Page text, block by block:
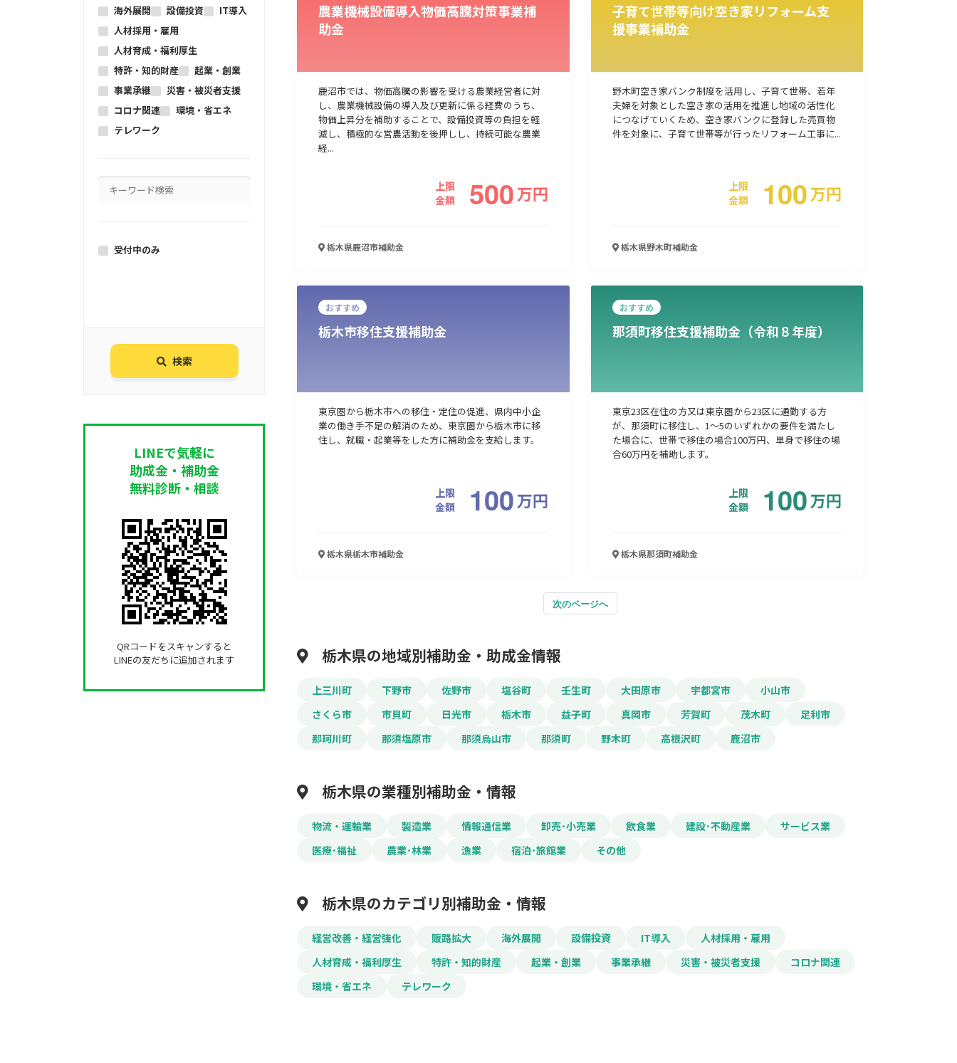
海外展開
設備投資
IT導入
人材採用・雇用
人材育成・福利厚生
特許・知的財産
起業・創業
事業承継
災害・被災者支援
コロナ関連
環境・省エネ
テレワーク
受付中のみ
検索
LINEで気軽に
助成金・補助金
無料診断・相談
QRコードをスキャンすると
LINEの友だちに追加されます
農業機械設備導入物価高騰対策事業補
助金
鹿沼市では、物価高騰の影響を受ける農業経営者に対
し、農業機械設備の導入及び更新に係る経費のうち、
物価上昇分を補助することで、設備投資等の負担を軽
減し、積極的な営農活動を後押しし、持続可能な農業
経...
上限
金額
500万円
栃木県鹿沼市補助金
子育て世帯等向け空き家リフォーム支
援事業補助金
野木町空き家バンク制度を活用し、子育て世帯、若年
夫婦を対象とした空き家の活用を推進し地域の活性化
につなげていくため、空き家バンクに登録した売買物
件を対象に、子育て世帯等が行ったリフォーム工事に...
上限
金額
100万円
栃木県野木町補助金
おすすめ
栃木市移住支援補助金
東京圏から栃木市への移住・定住の促進、県内中小企
業の働き手不足の解消のため、東京圏から栃木市に移
住し、就職・起業等をした方に補助金を支給します。
上限
金額
100万円
栃木県栃木市補助金
おすすめ
那須町移住支援補助金（令和８年度）
東京23区在住の方又は東京圏から23区に通勤する方
が、那須町に移住し、1～5のいずれかの要件を満たし
た場合に、世帯で移住の場合100万円、単身で移住の場
合60万円を補助します。
上限
金額
100万円
栃木県那須町補助金
次のページへ
栃木県の地域別補助金・助成金情報
上三川町 下野市 佐野市 塩谷町 壬生町 大田原市 宇都宮市
小山市
さくら市
市貝町 日光市 栃木市 益子町 真岡市 芳賀町 茂木町
足利市
那珂川町
那須塩原市 那須烏山市 那須町 野木町 高根沢町 鹿沼市
栃木県の業種別補助金・情報
物流・運輸業 製造業 情報通信業 卸売･小売業 飲食業 建設･不動産業
サービス業
医療･福祉
農業･林業 漁業 宿泊･旅館業 その他
栃木県のカテゴリ別補助金・情報
経営改善・経営強化 販路拡大 海外展開 設備投資 IT導入
人材採用・雇用
人材育成・福利厚生
特許・知的財産 起業・創業 事業承継 災害・被災者支援
コロナ関連
環境・省エネ
テレワーク